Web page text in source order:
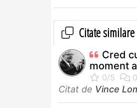
Citate similare
Cred
moment
Citat de Vince